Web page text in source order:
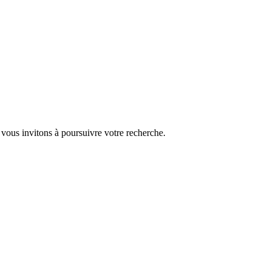
invitons à poursuivre votre recherche.